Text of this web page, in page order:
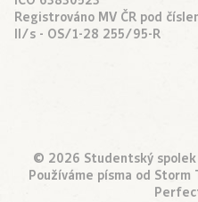
Registrováno MV ČR pod
II/s - OS/1-28 255/95-R
© 2026 Studentský spolek
Používáme písma od Storm